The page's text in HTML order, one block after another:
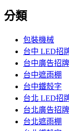
分類
包裝機械
台中 LED招
台中廣告招牌
台中遮雨棚
台中鐵殼字
台北 LED招
台北廣告招牌
台北遮雨棚